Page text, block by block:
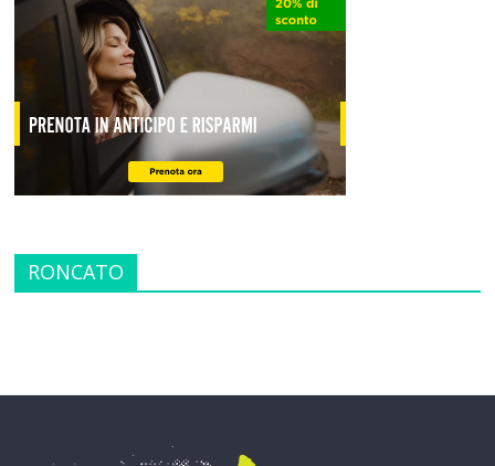
RONCATO